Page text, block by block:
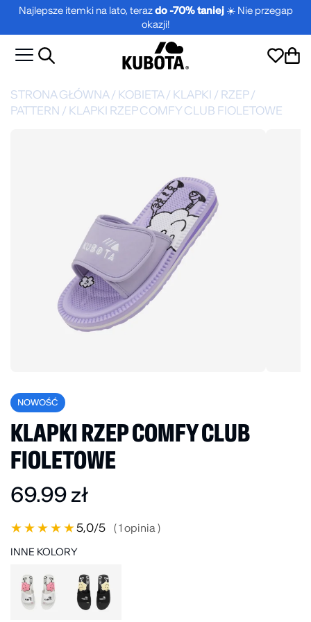
Najlepsze itemki na lato, terazdo -70% taniej☀️ Nie przegap
okazji!
STRONA GŁÓWNA / KOBIETA / KLAPKI / RZEP /
PATTERN / KLAPKI RZEP COMFY CLUB FIOLETOWE
NOWOŚĆ
KLAPKI RZEP COMFY CLUB
FIOLETOWE
69.99zł
★★★★★5,0/5 ( 1 opinia )
INNE KOLORY